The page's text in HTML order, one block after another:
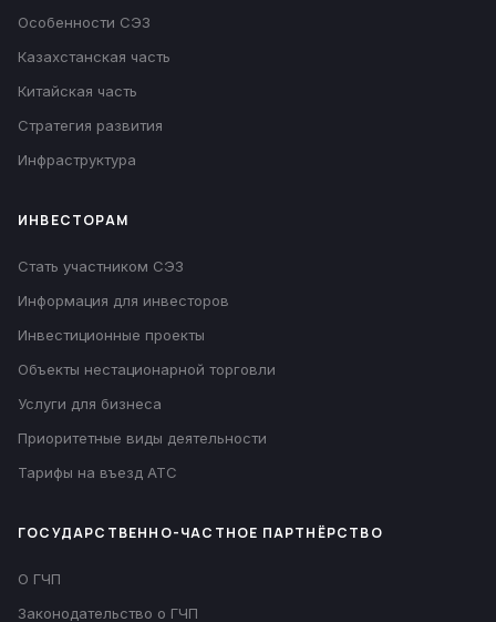
Особенности СЭЗ
Казахстанская часть
Китайская часть
Стратегия развития
Инфраструктура
ИНВЕСТОРАМ
Стать участником СЭЗ
Информация для инвесторов
Инвестиционные проекты
Объекты нестационарной торговли
Услуги для бизнеса
Приоритетные виды деятельности
Тарифы на въезд АТС
ГОСУДАРСТВЕННО-ЧАСТНОЕ ПАРТНЁРСТВО
О ГЧП
Законодательство о ГЧП